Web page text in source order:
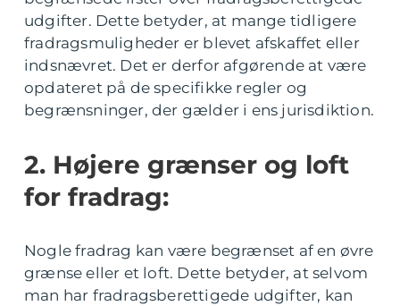
udgifter. Dette betyder, at mange tidligere
fradragsmuligheder er blevet afskaffet eller
indsnævret. Det er derfor afgørende at være
opdateret på de specifikke regler og
begrænsninger, der gælder i ens jurisdiktion.
2. Højere grænser og loft
for fradrag:
Nogle fradrag kan være begrænset af en øvre
grænse eller et loft. Dette betyder, at selvom
man har fradragsberettigede udgifter, kan